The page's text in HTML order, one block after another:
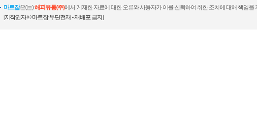
마트잡은(는)해피유통(주)에서 게재한 자료에 대한 오류와 사용자가 이를 신뢰하여 취한 조치에 대해 책임을
[저작권자 © 마트잡 무단전재 - 재배포 금지]